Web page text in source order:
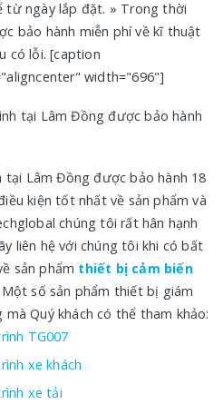
từ ngày lắp đặt. » Trong thời
bảo hành miễn phí về kĩ thuật
có lỗi. [caption
width="696"]
Lâm Đồng được bảo hành 18
kiện tốt nhất về sản phẩm và
chúng tôi rất hân hạnh
liên hệ với chúng tôi khi có bất
sản phẩm thiết bị cảm biến
số sản phẩm thiết bị giám
Quý khách có thể tham khảo:
TG007
xe khách
xe tải